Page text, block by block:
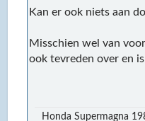
Kan er ook niets aan
Misschien wel van
ook tevreden over en
Honda Supermagna